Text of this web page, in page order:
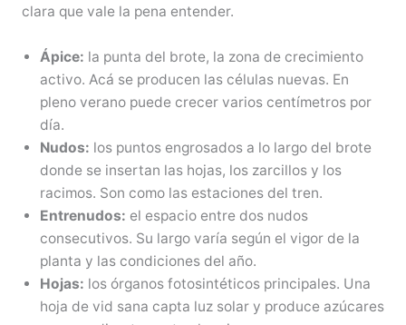
clara que vale la pena entender.
Ápice: la punta del brote, la zona de crecimiento
activo. Acá se producen las células nuevas. En
pleno verano puede crecer varios centímetros por
día.
Nudos: los puntos engrosados a lo largo del brote
donde se insertan las hojas, los zarcillos y los
racimos. Son como las estaciones del tren.
Entrenudos: el espacio entre dos nudos
consecutivos. Su largo varía según el vigor de la
planta y las condiciones del año.
Hojas: los órganos fotosintéticos principales. Una
hoja de vid sana capta luz solar y produce azúcares